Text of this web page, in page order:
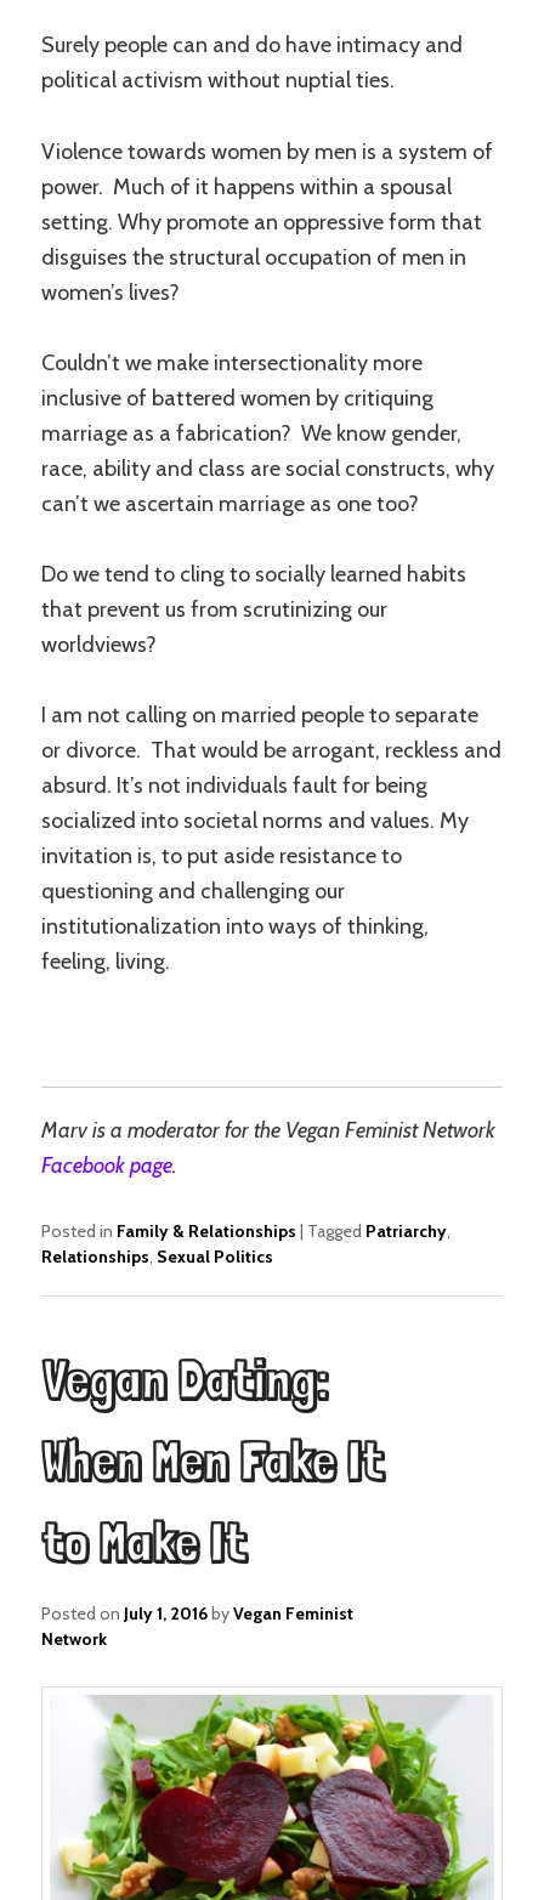
Surely people can and do have intimacy and
political activism without nuptial ties.
Violence towards women by men is a system of
power. Much of it happens within a spousal
setting. Why promote an oppressive form that
disguises the structural occupation of men in
women’s lives?
Couldn’t we make intersectionality more
inclusive of battered women by critiquing
marriage as a fabrication? We know gender,
race, ability and class are social constructs, why
can’t we ascertain marriage as one too?
Do we tend to cling to socially learned habits
that prevent us from scrutinizing our
worldviews?
I am not calling on married people to separate
or divorce. That would be arrogant, reckless and
absurd. It’s not individuals fault for being
socialized into societal norms and values. My
invitation is, to put aside resistance to
questioning and challenging our
institutionalization into ways of thinking,
feeling, living.
Marv is a moderator for the Vegan Feminist Network
Facebook page.
Posted in Family & Relationships | Tagged Patriarchy,
Relationships, Sexual Politics
Vegan Dating:
When Men Fake It
to Make It
Posted on July 1, 2016byVegan Feminist
Network